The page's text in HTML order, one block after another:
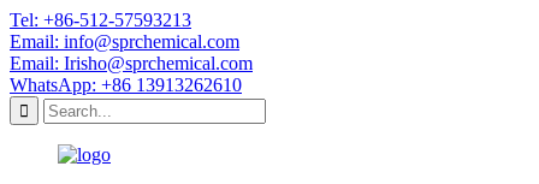
Tel: +86-512-57593213
Email: info@sprchemical.com
Email: Irisho@sprchemical.com
WhatsApp: +86 13913262610